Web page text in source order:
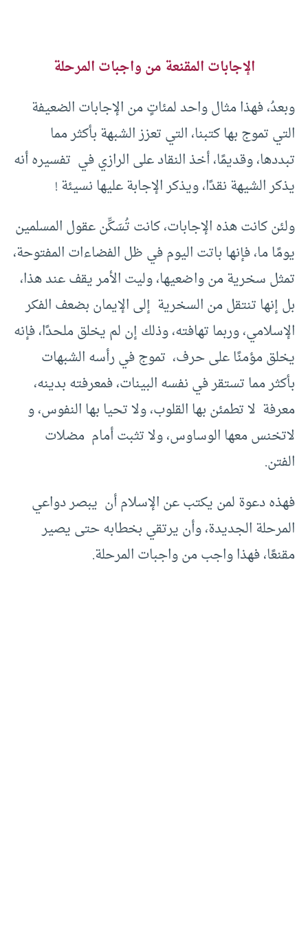
الإجابات المقنعة من واجبات المرحلة
وبعدُ، فهذا مثال واحد لمئاتٍ من الإجابات الضعيفة
التي تموج بها كتبنا، التي تعزز الشبهة بأكثر مما
تبددها، وقديمًا، أخذ النقاد على الرازي في تفسيره أنه
يذكر الشيهة نقدًا، ويذكر الإجابة عليها نسيئة !
ولئن كانت هذه الإجابات، كانت تُسَكِّن عقول المسلمين
يومًا ما، فإنها باتت اليوم في ظل الفضاءات المفتوحة،
تمثل سخرية من واضعيها، وليت الأمر يقف عند هذا،
بل إنها تنتقل من السخرية إلى الإيمان بضعف الفكر
الإسلامي، وربما تهافته، وذلك إن لم يخلق ملحدًا، فإنه
يخلق مؤمنًا على حرف، تموج في رأسه الشبهات
بأكثر مما تستقر في نفسه البينات، فمعرفته بدينه،
معرفة لا تطمئن بها القلوب، ولا تحيا بها النفوس، و
لاتخنس معها الوساوس، ولا تثبت أمام مضلات
الفتن.
فهذه دعوة لمن يكتب عن الإسلام أن يبصر دواعي
المرحلة الجديدة، وأن يرتقي بخطابه حتى يصير
مقنعًا، فهذا واجب من واجبات المرحلة.